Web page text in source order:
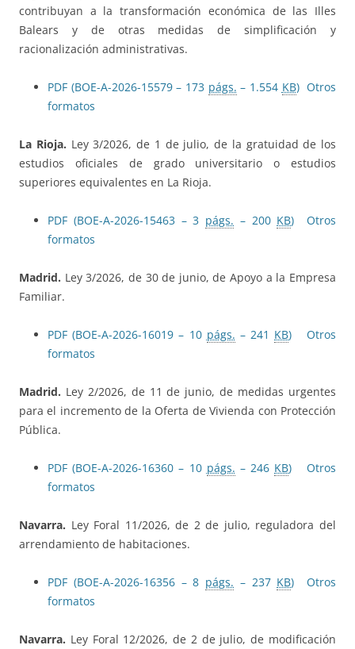
contribuyan a la transformación económica de las Illes
Balears y de otras medidas de simplificación y
racionalización administrativas.
PDF (BOE-A-2026-15579 – 173 págs. – 1.554 KB) Otros
formatos
La Rioja. Ley 3/2026, de 1 de julio, de la gratuidad de los
estudios oficiales de grado universitario o estudios
superiores equivalentes en La Rioja.
PDF (BOE-A-2026-15463 – 3 págs. – 200 KB)
Otros
formatos
Madrid. Ley 3/2026, de 30 de junio, de Apoyo a la Empresa
Familiar.
PDF (BOE-A-2026-16019 – 10 págs. – 241 KB)
Otros
formatos
Madrid. Ley 2/2026, de 11 de junio, de medidas urgentes
para el incremento de la Oferta de Vivienda con Protección
Pública.
PDF (BOE-A-2026-16360 – 10 págs. – 246 KB)
Otros
formatos
Navarra. Ley Foral 11/2026, de 2 de julio, reguladora del
arrendamiento de habitaciones.
PDF (BOE-A-2026-16356 – 8 págs. – 237 KB)
Otros
formatos
Navarra. Ley Foral 12/2026, de 2 de julio, de modificación